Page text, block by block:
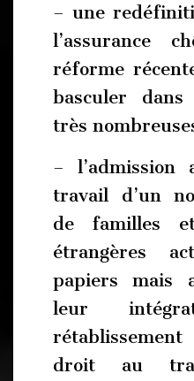
– une
l’assurance
réforme
basculer
très
–
travail d’un
de familles
étrangères
papiers mais
leur
droit au